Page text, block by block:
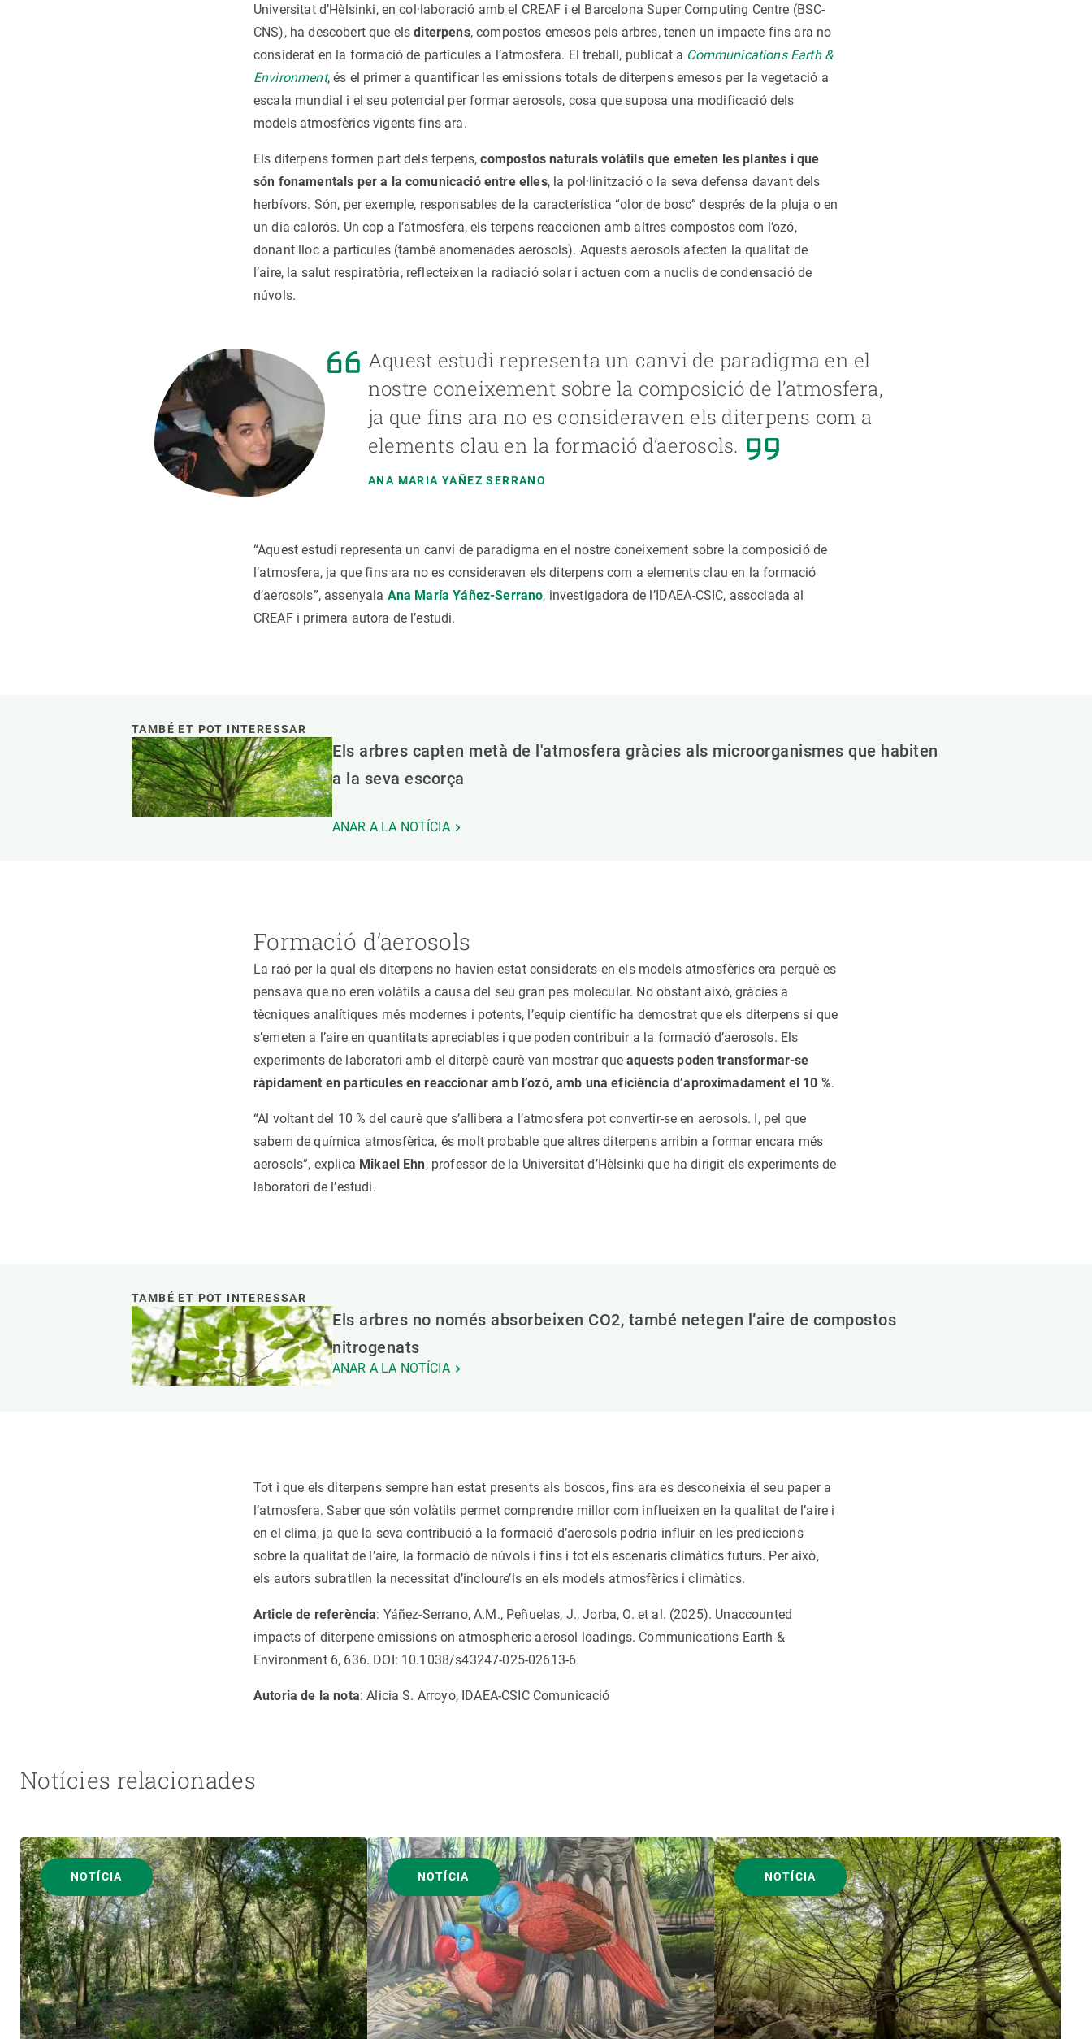
Universitat d’Hèlsinki, en col·laboració amb el CREAF i el Barcelona Super Computing Centre (BSC-
CNS), ha descobert que elsditerpens, compostos emesos pels arbres, tenen un impacte fins ara no
considerat en la formació de partícules a l’atmosfera. El treball, publicat a Communications Earth &
Environment, és el primer a quantificar les emissions totals de diterpens emesos per la vegetació a
escala mundial i el seu potencial per formar aerosols, cosa que suposa una modificació dels
models atmosfèrics vigents fins ara.
Els diterpens formen part dels terpens,compostos naturals volàtils que emeten les plantes i que
són fonamentals per a la comunicació entre elles, la pol·linització o la seva defensa davant dels
herbívors. Són, per exemple, responsables de la característica “olor de bosc” després de la pluja o en
un dia calorós. Un cop a l’atmosfera, els terpens reaccionen amb altres compostos com l’ozó,
donant lloc a partícules (també anomenades aerosols). Aquests aerosols afecten la qualitat de
l’aire, la salut respiratòria, reflecteixen la radiació solar i actuen com a nuclis de condensació de
núvols.
Aquest estudi representa un canvi de paradigma en el
nostre coneixement sobre la composició de l’atmosfera,
ja que fins ara no es consideraven els diterpens com a
elements clau en la formació d’aerosols.
ANA MARIA YAÑEZ SERRANO
“Aquest estudi representa un canvi de paradigma en el nostre coneixement sobre la composició de
l’atmosfera, ja que fins ara no es consideraven els diterpens com a elements clau en la formació
d’aerosols”, assenyala Ana María Yáñez-Serrano, investigadora de l’IDAEA-CSIC, associada al
CREAF i primera autora de l’estudi.
TAMBÉ ET POT INTERESSAR
Els arbres capten metà de l'atmosfera gràcies als microorganismes que habiten
a la seva escorça
ANAR A LA NOTÍCIA
Formació d’aerosols
La raó per la qual els diterpens no havien estat considerats en els models atmosfèrics era perquè es
pensava que no eren volàtils a causa del seu gran pes molecular. No obstant això, gràcies a
tècniques analítiques més modernes i potents, l’equip científic ha demostrat que els diterpens sí que
s’emeten a l’aire en quantitats apreciables i que poden contribuir a la formació d’aerosols. Els
experiments de laboratori amb el diterpè caurè van mostrar queaquests poden transformar-se
ràpidament en partícules en reaccionar amb l’ozó, amb una eficiència d’aproximadament el 10 %.
“Al voltant del 10 % del caurè que s’allibera a l’atmosfera pot convertir-se en aerosols. I, pel que
sabem de química atmosfèrica, és molt probable que altres diterpens arribin a formar encara més
aerosols”, explica Mikael Ehn, professor de la Universitat d’Hèlsinki que ha dirigit els experiments de
laboratori de l’estudi.
TAMBÉ ET POT INTERESSAR
Els arbres no només absorbeixen CO2, també netegen l’aire de compostos
nitrogenats
ANAR A LA NOTÍCIA
Tot i que els diterpens sempre han estat presents als boscos, fins ara es desconeixia el seu paper a
l’atmosfera. Saber que són volàtils permet comprendre millor com influeixen en la qualitat de l’aire i
en el clima, ja que la seva contribució a la formació d’aerosols podria influir en les prediccions
sobre la qualitat de l’aire, la formació de núvols i fins i tot els escenaris climàtics futurs. Per això,
els autors subratllen la necessitat d’incloure’ls en els models atmosfèrics i climàtics.
Article de referència: Yáñez-Serrano, A.M., Peñuelas, J., Jorba, O. et al. (2025). Unaccounted
impacts of diterpene emissions on atmospheric aerosol loadings. Communications Earth &
Environment 6, 636. DOI: 10.1038/s43247-025-02613-6
Autoria de la nota: Alicia S. Arroyo, IDAEA-CSIC Comunicació
Notícies relacionades
NOTÍCIA NOTÍCIA NOTÍCIA